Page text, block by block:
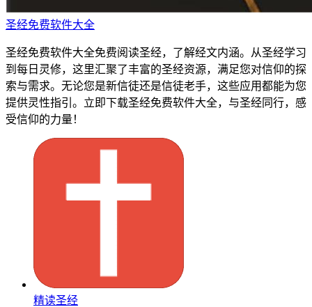
圣经免费软件大全
圣经免费软件大全免费阅读圣经，了解经文内涵。从圣经学习
到每日灵修，这里汇聚了丰富的圣经资源，满足您对信仰的探
索与需求。无论您是新信徒还是信徒老手，这些应用都能为您
提供灵性指引。立即下载圣经免费软件大全，与圣经同行，感
受信仰的力量！
精读圣经